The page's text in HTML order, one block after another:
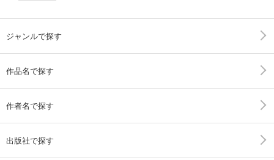
ジャンルで探す
作品名で探す
作者名で探す
出版社で探す